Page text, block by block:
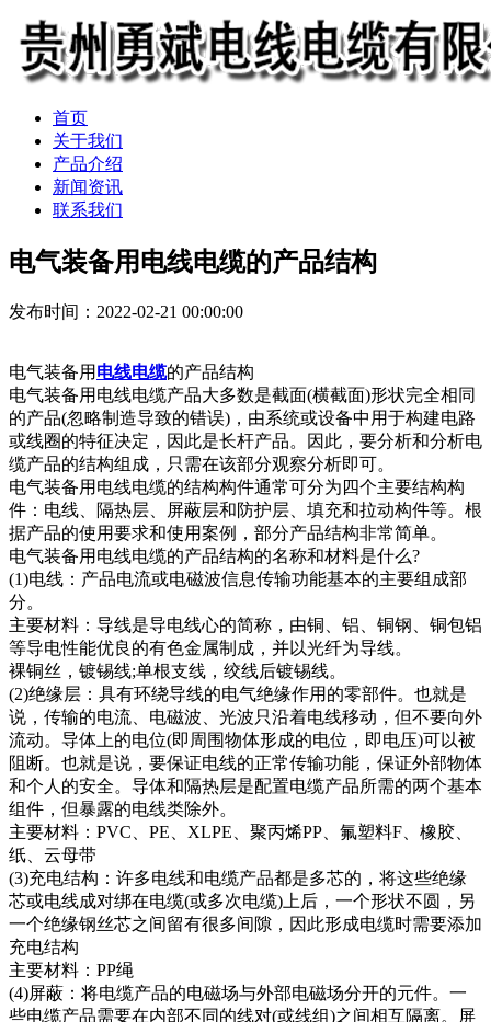
首页
关于我们
产品介绍
新闻资讯
联系我们
电气装备用电线电缆的产品结构
发布时间：2022-02-21 00:00:00
电气装备用 电线电缆的产品结构
电气装备用电线电缆产品大多数是截面(横截面)形状完全相同
的产品(忽略制造导致的错误)，由系统或设备中用于构建电路
或线圈的特征决定，因此是长杆产品。因此，要分析和分析电
缆产品的结构组成，只需在该部分观察分析即可。
电气装备用电线电缆的结构构件通常可分为四个主要结构构
件：电线、隔热层、屏蔽层和防护层、填充和拉动构件等。根
据产品的使用要求和使用案例，部分产品结构非常简单。
电气装备用电线电缆的产品结构的名称和材料是什么?
(1)电线：产品电流或电磁波信息传输功能基本的主要组成部
分。
主要材料：导线是导电线心的简称，由铜、铝、铜钢、铜包铝
等导电性能优良的有色金属制成，并以光纤为导线。
裸铜丝，镀锡线;单根支线，绞线后镀锡线。
(2)绝缘层：具有环绕导线的电气绝缘作用的零部件。也就是
说，传输的电流、电磁波、光波只沿着电线移动，但不要向外
流动。导体上的电位(即周围物体形成的电位，即电压)可以被
阻断。也就是说，要保证电线的正常传输功能，保证外部物体
和个人的安全。导体和隔热层是配置电缆产品所需的两个基本
组件，但暴露的电线类除外。
主要材料：PVC、PE、XLPE、聚丙烯PP、氟塑料F、橡胶、
纸、云母带
(3)充电结构：许多电线和电缆产品都是多芯的，将这些绝缘
芯或电线成对绑在电缆(或多次电缆)上后，一个形状不圆，另
一个绝缘钢丝芯之间留有很多间隙，因此形成电缆时需要添加
充电结构
主要材料：PP绳
(4)屏蔽：将电缆产品的电磁场与外部电磁场分开的元件。一
些电缆产品需要在内部不同的线对(或线组)之间相互隔离。屏